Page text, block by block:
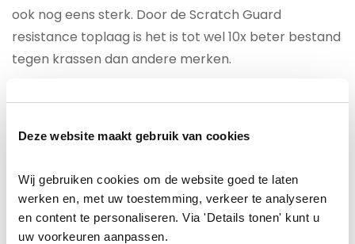
Deze website maakt gebruik van cookies
Wij gebruiken cookies om de website goed te laten
werken en, met uw toestemming, verkeer te analyseren
en content te personaliseren. Via 'Details tonen' kunt u
uw voorkeuren aanpassen.
ook nog eens sterk. Door de Scratch Guard
resistance toplaag is het is tot wel 10x beter bestand
tegen krassen dan andere merken.
Beschermd tegen vocht
laminaat is door de HydroSeal coating
waterafstotende coating krijgt vocht geen kans om
via de toplaag of groef in de vloer te trekken. Je kunt
dit laminaat dan ook met een gerust hart in de